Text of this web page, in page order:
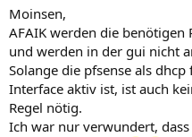
:
Moinsen,
AFAIK werden die benötigen
und werden in der gui nicht
Solange die pfsense als
Interface aktiv ist, ist auch
Regel nötig.
Ich war nur verwundert,